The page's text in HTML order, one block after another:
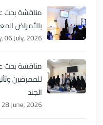
مناقشة بحث
بالأمراض
06 July, 2026
مناقشة بحث
للممرضين
الجند
June, 2026